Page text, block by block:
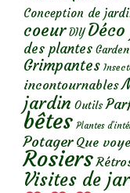
Conception de
coeur DIY
des plantes
Grimpantes
incontournables
jardin Outils
bêtes Plantes
Potager Que
Rosiers
Visites de